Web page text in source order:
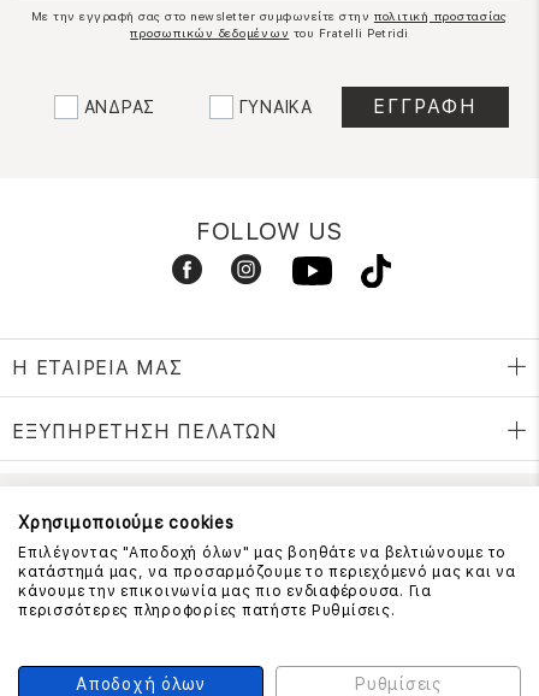
Με την εγγραφή σας στο newsletter συμφωνείτε στην πολιτική προστασίας
προσωπικών δεδομένων του Fratelli Petridi
ΑΝΔΡΑΣ ΓΥΝΑΙΚΑ
FOLLOW US
Η ΕΤΑΙΡΕΙΑ ΜΑΣ
ΕΞΥΠΗΡΕΤΗΣΗ ΠΕΛΑΤΩΝ
ΕΠΙΚΟΙΝΩΝΗΣΤΕ ΜΑΖΙ ΜΑΣ
210 999 4510
(Χρεώση μια αστική μονάδα από σταθερό)
ΑΣΦΑΛΕΙΑ ΣΥΝΑΛΛΑΓΩΝ
Χρησιμοποιούμε cookies
Επιλέγοντας "Αποδοχή όλων" μας βοηθάτε να βελτιώνουμε το
κατάστημά μας, να προσαρμόζουμε το περιεχόμενό μας και να
κάνουμε την επικοινωνία μας πιο ενδιαφέρουσα. Για
περισσότερες πληροφορίες πατήστε Ρυθμίσεις.
Αποδοχή όλων Ρυθμίσεις